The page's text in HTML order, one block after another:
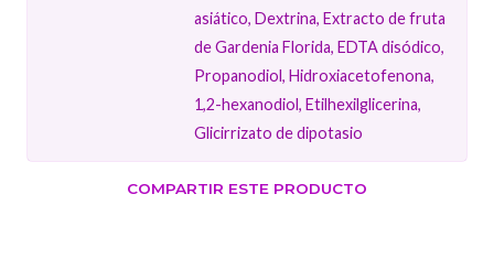
asiático, Dextrina, Extracto de fruta
de Gardenia Florida, EDTA disódico,
Propanodiol, Hidroxiacetofenona,
1,2-hexanodiol, Etilhexilglicerina,
Glicirrizato de dipotasio
COMPARTIR ESTE PRODUCTO